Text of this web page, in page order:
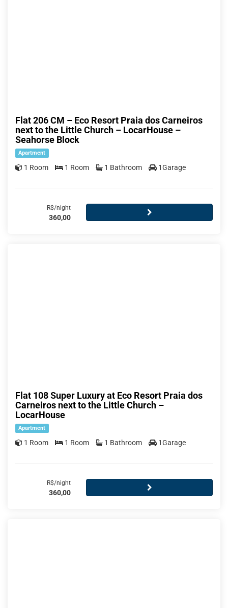
Flat 206 CM – Eco Resort Praia dos Carneiros
next to the Little Church – LocarHouse –
Seahorse Block
Apartment
1 Room 1 Room 1 Bathroom 1Garage
R$/night
360,00
Flat 108 Super Luxury at Eco Resort Praia dos
Carneiros next to the Little Church –
LocarHouse
Apartment
1 Room 1 Room 1 Bathroom 1Garage
R$/night
360,00